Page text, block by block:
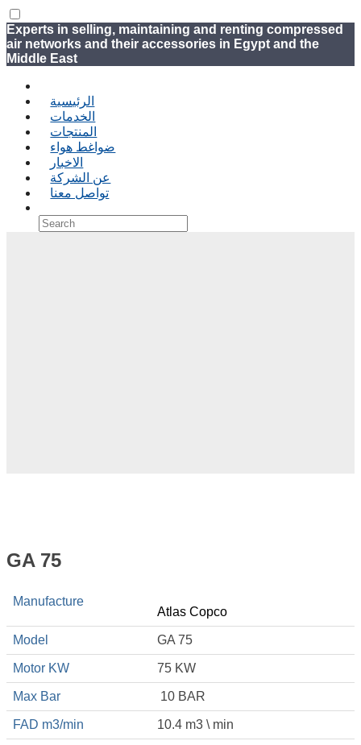
Experts in selling, maintaining and renting compressed
air networks and their accessories in Egypt and the
Middle East
الرئيسية
الخدمات
المنتجات
ضواغط هواء
الاخبار
عن الشركة
تواصل معنا
GA 75
Manufacture
Atlas Copco
Model GA 75
Motor KW 75 KW
Max Bar 10 BAR
FAD m3/min 10.4 m3 \ min